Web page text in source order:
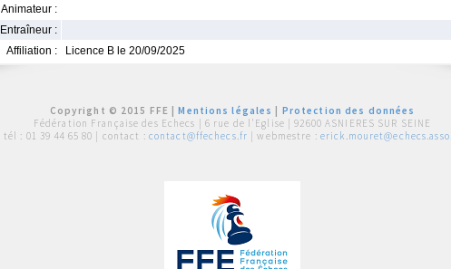
Animateur :
Entraîneur :
Affiliation :
Licence B le 20/09/2025
Copyright © 2015 FFE |Mentions légales
Protection des données
Fédération Française des Echecs | 6 rue de l'Eglise | 92600 ASNIERES SUR SEINE
tél : 01 39 44 65 80 | contact : contact@ffechecs.fr | webmestre :